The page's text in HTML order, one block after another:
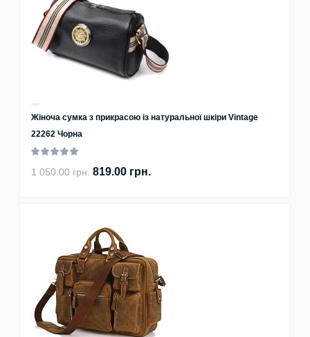
Жіноча сумка з прикрасою із натуральної шкіри Vintage
22262 Чорна
1 050.00 грн. 819.00 грн.